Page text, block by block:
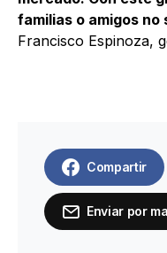
familias o amigos no
Francisco Espinoza,
Compartir
Enviar por